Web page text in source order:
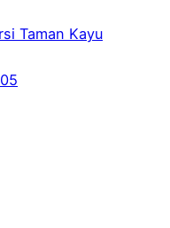
Taman Kayu